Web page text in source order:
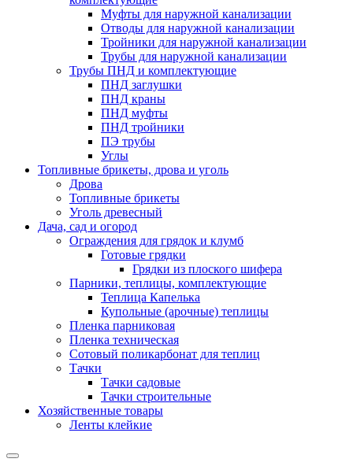
Муфты для наружной канализации
Отводы для наружной канализации
Тройники для наружной канализации
Трубы для наружной канализации
Трубы ПНД и комплектующие
ПНД заглушки
ПНД краны
ПНД муфты
ПНД тройники
ПЭ трубы
Углы
Топливные брикеты, дрова и уголь
Дрова
Топливные брикеты
Уголь древесный
Дача, сад и огород
Ограждения для грядок и клумб
Готовые грядки
Грядки из плоского шифера
Парники, теплицы, комплектующие
Теплица Капелька
Купольные (арочные) теплицы
Пленка парниковая
Пленка техническая
Сотовый поликарбонат для теплиц
Тачки
Тачки садовые
Тачки строительные
Хозяйственные товары
Ленты клейкие